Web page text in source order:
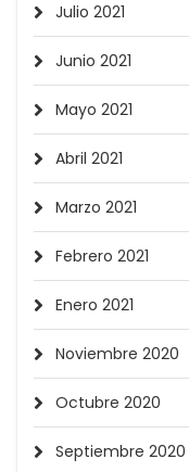
Julio 2021
Junio 2021
Mayo 2021
Abril 2021
Marzo 2021
Febrero 2021
Enero 2021
Noviembre 2020
Octubre 2020
Septiembre 2020